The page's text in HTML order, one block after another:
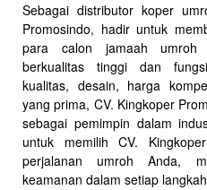
Sebagai distributor koper
Promosindo, hadir untuk
para calon jamaah umroh
berkualitas tinggi dan
kualitas, desain, harga
yang prima, CV. Kingkoper
sebagai pemimpin dalam
untuk memilih CV.
perjalanan umroh Anda,
keamanan dalam setiap